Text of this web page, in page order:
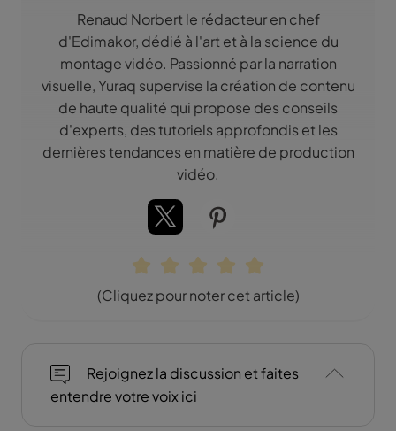
Renaud Norbert le rédacteur en chef
d'Edimakor, dédié à l'art et à la science du
montage vidéo. Passionné par la narration
visuelle, Yuraq supervise la création de contenu
de haute qualité qui propose des conseils
d'experts, des tutoriels approfondis et les
dernières tendances en matière de production
vidéo.
(Cliquez pour noter cet article)
Rejoignez la discussion et faites
entendre votre voix ici